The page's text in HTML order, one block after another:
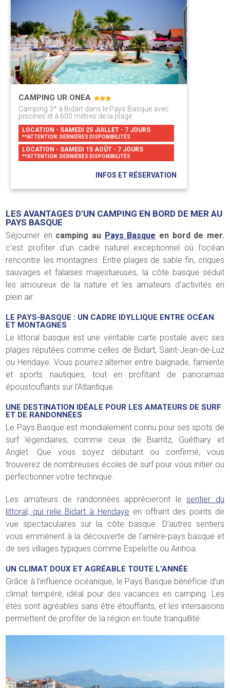
CAMPING UR ONEA
Camping 3* à Bidart dans le Pays Basque avec
piscines et à 600 mètres de la plage
LOCATION - SAMEDI 25 JUILLET - 7 JOURS
**ATTENTION: DERNIÈRES DISPONIBILITÉS
LOCATION - SAMEDI 15 AOÛT - 7 JOURS
**ATTENTION: DERNIÈRES DISPONIBILITÉS
INFOS ET RÉSERVATION
LES AVANTAGES D’UN CAMPING EN BORD DE MER AU
PAYS BASQUE
Séjourner en camping au Pays Basque en bord de mer,
c’est profiter d’un cadre naturel exceptionnel où l’océan
rencontre les montagnes. Entre plages de sable fin, criques
sauvages et falaises majestueuses, la côte basque séduit
les amoureux de la nature et les amateurs d’activités en
plein air.
LE PAYS-BASQUE : UN CADRE IDYLLIQUE ENTRE OCÉAN
ET MONTAGNES
Le littoral basque est une véritable carte postale avec ses
plages réputées comme celles de Bidart, Saint-Jean-de-Luz
ou Hendaye. Vous pourrez alterner entre baignade, farniente
et sports nautiques, tout en profitant de panoramas
époustouflants sur l’Atlantique.
UNE DESTINATION IDÉALE POUR LES AMATEURS DE SURF
ET DE RANDONNÉES
Le Pays Basque est mondialement connu pour ses spots de
surf légendaires, comme ceux de Biarritz, Guéthary et
Anglet. Que vous soyez débutant ou confirmé, vous
trouverez de nombreuses écoles de surf pour vous initier ou
perfectionner votre technique.
Les amateurs de randonnées apprécieront lesentier du
littoral, qui relie Bidart à Hendaye en offrant des points de
vue spectaculaires sur la côte basque. D’autres sentiers
vous emmènent à la découverte de l’arrière-pays basque et
de ses villages typiques comme Espelette ou Ainhoa.
UN CLIMAT DOUX ET AGRÉABLE TOUTE L’ANNÉE
Grâce à l’influence océanique, le Pays Basque bénéficie d’un
climat tempéré, idéal pour des vacances en camping. Les
étés sont agréables sans être étouffants, et les intersaisons
permettent de profiter de la région en toute tranquillité.